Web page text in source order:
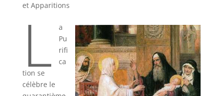
et Apparitions
L
a
Pu
rifi
ca
tion se
célèbre le